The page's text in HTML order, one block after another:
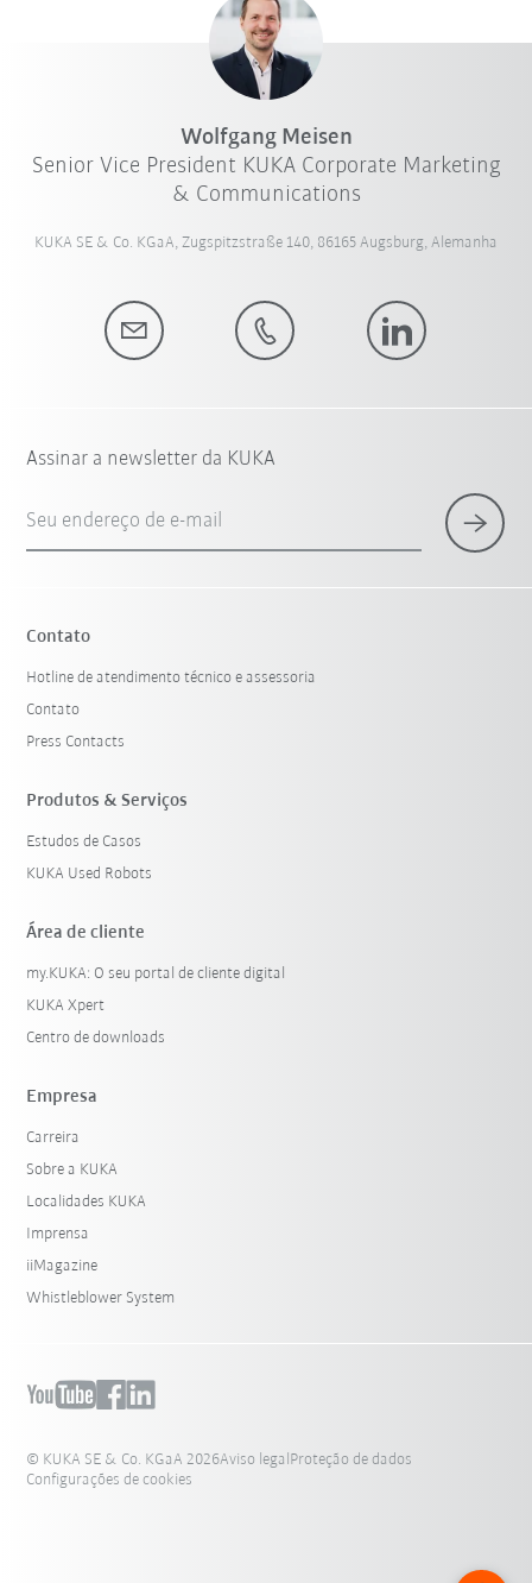
Wolfgang Meisen
Senior Vice President KUKA Corporate Marketing
& Communications
KUKA SE & Co. KGaA, Zugspitzstraße 140, 86165 Augsburg, Alemanha
Assinar a newsletter da KUKA
Seu endereço de e-mail
Contato
Hotline de atendimento técnico e assessoria
Contato
Press Contacts
Produtos & Serviços
Estudos de Casos
KUKA Used Robots
Área de cliente
my.KUKA: O seu portal de cliente digital
KUKA Xpert
Centro de downloads
Empresa
Carreira
Sobre a KUKA
Localidades KUKA
Imprensa
iiMagazine
Whistleblower System
© KUKA SE & Co. KGaA 2026Aviso legal Proteção de dados
Configurações de cookies